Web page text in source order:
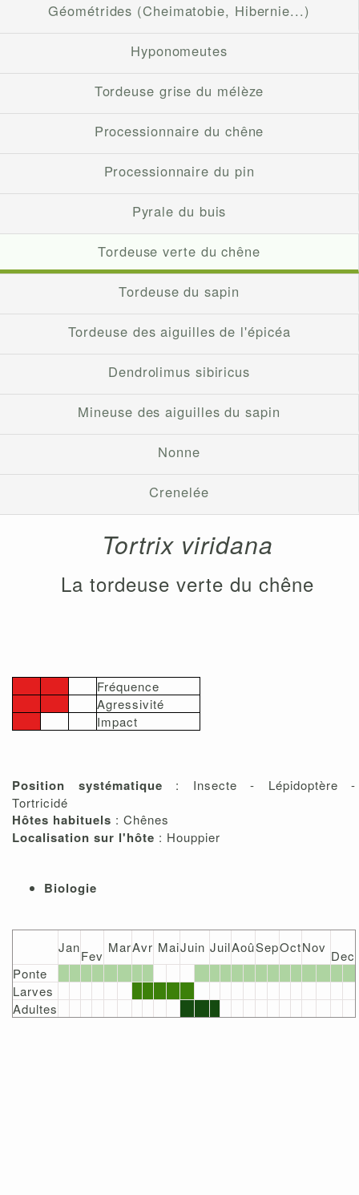
Géométrides (Cheimatobie, Hibernie...)
Hyponomeutes
Tordeuse grise du mélèze
Processionnaire du chêne
Processionnaire du pin
Pyrale du buis
Tordeuse verte du chêne
Tordeuse du sapin
Tordeuse des aiguilles de l'épicéa
Dendrolimus sibiricus
Mineuse des aiguilles du sapin
Nonne
Crenelée
Tortrix viridana
La tordeuse verte du chêne
Fréquence
Agressivité
Impact
Position systématique : Insecte - Lépidoptère -
Tortricidé
Hôtes habituels : Chênes
Localisation sur l'hôte : Houppier
Biologie
Jan
Fev
MarAvr MaiJuin JuilAoûSepOctNov
Dec
Ponte
Larves
Adultes